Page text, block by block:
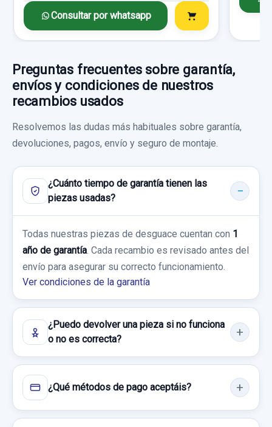
RETROVISOR IZQUIERDO 13312859 DE
RETROVISOR IZQUIERDO 13312859 DE...
usado.
OPEL ZAFIRA B COSMO
Garantía 1 año
28,09 €
Sin IVA, gastos de envío no incluidos.
Consultar por whatsapp
ELECTROVENTILADOR 130303304 DEL
ELECTROVENTILADOR 130303304 DEL...
Garantía 1 año
Ref:614137 OEM:130303304
14,87 €
Sin IVA, gastos de envío no incluidos.
AIRBAG LATERAL DERECHO 13165247
AIRBAG LATERAL DERECHO 13165247
usado.
Garantía 1 año
Ref:739499 OEM:13165247
39,66 €
Sin IVA, gastos de envío no incluidos.
Consultar por whatsapp
AMORTIGUADOR TRASERO 22242959
AMORTIGUADOR TRASERO 22242959
usado.
OPEL ZAFIRA B COSMO
Garantía 1 año
Ref: 22242959
19,83 €
Sin IVA, gastos de envío no incluidos.
Consultar por whatsapp
Consultar por whatsapp
Preguntas frecuentes sobre garantía,
envíos y condiciones de nuestros
recambios usados
Resolvemos las dudas más habituales sobre garantía,
devoluciones, pagos, envío y seguro de montaje.
¿Cuánto tiempo de garantía tienen las
piezas usadas?
Todas nuestras piezas de desguace cuentan con 1
año de garantía . Cada recambio es revisado antes del
envío para asegurar su correcto funcionamiento.
Ver condiciones de la garantía
¿Puedo devolver una pieza si no funciona
o no es correcta?
¿Qué métodos de pago aceptáis?